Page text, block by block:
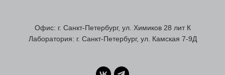
Офис: г. Санкт-Петербург, ул. Химиков 28 лит К
Лаборатория: г. Санкт-Петербург, ул. Камская 7-9Д